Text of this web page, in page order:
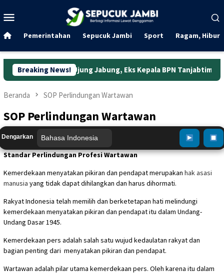
ke
Mobile
Pemerintahan Sepucuk Jambi Sport Ragam,
Breaking News!
Ujung Jabung, Eks Kepala BPN Tanjabtim Resmi Ditahan
Beranda SOP Perlindungan Wartawan
SOP Perlindungan Wartawan
Dengarkan
Standar Perlindungan Profesi Wartawan
Kemerdekaan menyatakan pikiran dan pendapat merupakan hak asasi
manusia yang tidak dapat dihilangkan dan harus dihormati.
Rakyat Indonesia telah memilih dan berketetapan hati melindungi
kemerdekaan menyatakan pikiran dan pendapat itu dalam Undang-
Undang Dasar 1945.
Kemerdekaan pers adalah salah satu wujud kedaulatan rakyat dan
bagian penting dari menyatakan pikiran dan pendapat.
Wartawan adalah pilar utama kemerdekaan pers. Oleh karena itu dalam